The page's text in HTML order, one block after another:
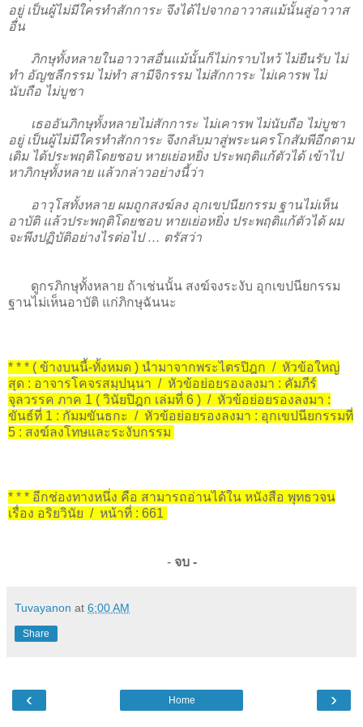
อยู่ เป็นผู้ไม่มีใครทำสักการะ จึงได้ไปจากอาวาสแม้นั้นสู่อาวาส
อื่น
ภิกษุทั้งหลายในอาวาสอื่นแม้นั้นก็ไม่กราบไหว้ ไม่ยืนรับ ไม่
ทำ อัญชลีกรรม ไม่ทำ สามีจิกรรม ไม่สักการะ ไม่เคารพ ไม่
นับถือ ไม่บูชา
เธออันภิกษุทั้งหลายไม่สักการะ ไม่เคารพ ไม่นับถือ ไม่บูชา
อยู่ เป็นผู้ไม่มีใครทำสักการะ จึงกลับมาสู่พระนครโกสัมพีอีกตาม
เดิม ได้ประพฤติโดยชอบ หายเย่อหยิ่ง ประพฤติแก้ตัวได้ เข้าไป
หาภิกษุทั้งหลาย แล้วกล่าวอย่างนี้ว่า
อาวุโสทั้งหลาย ผมถูกสงฆ์ลง อุกเขปนียกรรม ฐานไม่เห็น
อาบัติ แล้วประพฤติโดยชอบ หายเย่อหยิ่ง ประพฤติแก้ตัวได้ ผม
จะพึงปฏิบัติอย่างไรต่อไป … ตรัสว่า
ดูกรภิกษุทั้งหลาย ถ้าเช่นนั้น สงฆ์จงระงับ อุกเขปนียกรรม
ฐานไม่เห็นอาบัติ แก่ภิกษุฉันนะ
* * * ( ข้างบนนี้-ทั้งหมด ) นำมาจากพระไตรปิฎก / หัวข้อใหญ่
สุด : อาจารโคจรสมฺปนฺนา / หัวข้อย่อยรองลงมา : คัมภีร์
จุลวรรค ภาค 1 ( วินัยปิฎก เล่มที่ 6 ) / หัวข้อย่อยรองลงมา :
ขันธ์ที่ 1 : กัมมขันธกะ / หัวข้อย่อยรองลงมา : อุกเขปนียกรรมที่
5 : สงฆ์ลงโทษและระงับกรรม
* * * อีกช่องทางหนึ่ง คือ สามารถอ่านได้ใน หนังสือ พุทธวจน
เรื่อง อริยวินัย / หน้าที่ : 661
-จบ -
Tuvayanon at 6:00 AM
Share
‹ ›
Home